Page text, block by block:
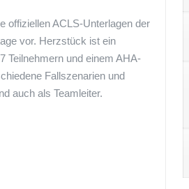
offiziellen ACLS-Unterlagen der
vor. Herzstück ist ein
Teilnehmern und einem AHA-
Fallszenarien und
auch als Teamleiter.